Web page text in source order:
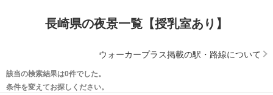
長崎県の夜景一覧【授乳室あり】
ウォーカープラス掲載の駅・路線について
該当の検索結果は0件でした。
条件を変えてお探しください。